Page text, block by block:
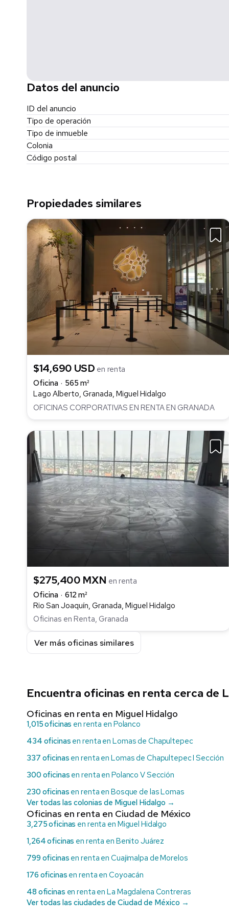
Datos del anuncio
ID del anuncio
Tipo de operación
Tipo de inmueble
Colonia
Código postal
Propiedades similares
$14,690 USD en renta
Oficina
565 m²
Lago Alberto, Granada, Miguel Hidalgo
OFICINAS CORPORATIVAS EN RENTA EN GRANADA
$275,400 MXN en renta
Oficina
612 m²
Rio San Joaquín, Granada, Miguel Hidalgo
Oficinas en Renta, Granada
Ver más oficinas similares
Encuentra oficinas en renta cerca de
Oficinas en renta en Miguel Hidalgo
1,015 oficinas en renta en Polanco
434 oficinas en renta en Lomas de Chapultepec
337 oficinas en renta en Lomas de Chapultepec I Sección
300 oficinas en renta en Polanco V Sección
230 oficinas en renta en Bosque de las Lomas
Ver todas las colonias de Miguel Hidalgo →
Oficinas en renta en Ciudad de México
3,275 oficinas en renta en Miguel Hidalgo
1,264 oficinas en renta en Benito Juárez
799 oficinas en renta en Cuajimalpa de Morelos
176 oficinas en renta en Coyoacán
48 oficinas en renta en La Magdalena Contreras
Ver todas las ciudades de Ciudad de México →